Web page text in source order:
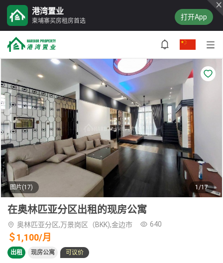
港湾置业
柬埔寨买房租房首选 打开App
图片(17) 1/17
在奥林匹亚分区出租的现房公寓
奥林匹亚分区,万景岗区（BKK),金边市 640
＄1,100/月
出租 现房公寓 可议价